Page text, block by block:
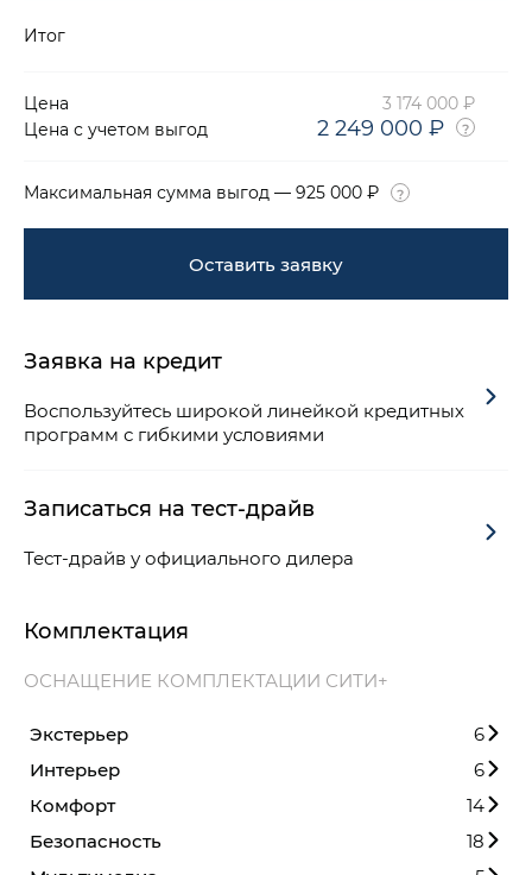
Итог
Цена
3 174 000 ₽
Цена с учетом выгод
2 249 000 ₽
Максимальная сумма выгод — 925 000 ₽
Оставить заявку
Заявка на кредит
Воспользуйтесь широкой линейкой кредитных
программ с гибкими условиями
Записаться на тест-драйв
Тест-драйв у официального дилера
Комплектация
ОСНАЩЕНИЕ КОМПЛЕКТАЦИИ СИТИ+
Экстерьер
6
Интерьер
6
Комфорт
14
Безопасность
18